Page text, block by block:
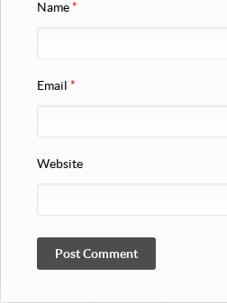
Name*
Email *
Website